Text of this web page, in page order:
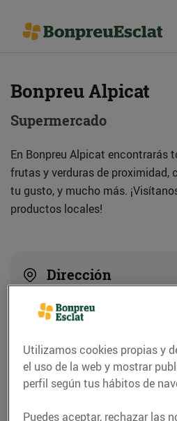
Bonpreu Alpicat
Supermercado
En Bonpreu Alpicat encontrarás
frutas y verduras de proximidad,
tu gusto, y mucho más.
productos locales!
Dirección
(25110) Alpicat
Teléfono
973158748
Utilizamos cookies propias y
el uso de la web y mostrar
perfil según tus hábitos de
Puedes aceptar, rechazar las